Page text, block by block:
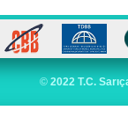
©2022 T.C.